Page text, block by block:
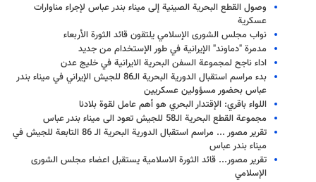
وصول القطع البحرية الصينية إلى ميناء بندر عباس لإجراء مناوارات
عسكرية
نواب مجلس الشورى الإسلامي يلتقون قائد الثورة الأربعاء
مدمرة "دماوند" الإيرانية في طور الإستخدام من جديد
اداء ناجح لمجموعة السفن البحرية الايرانية في خليج عدن
بدء مراسم استقبال الدورية البحرية الـ86 للجيش الإيراني في ميناء بندر
عباس بحضور مسؤولين عسكريين
اللواء باقري: الإقتدار البحري هو أهم عامل لقوة بلادنا
مجموعة القطع البحرية الـ58 للجيش تعود الى ميناء بندر عباس
تقرير مصور ... مراسم استقبال الدورية البحرية الـ 86 التابعة للجيش في
ميناء بندر عباس
تقرير مصور... قائد الثورة الاسلامية يستقبل اعضاء مجلس الشورى
الإسلامي